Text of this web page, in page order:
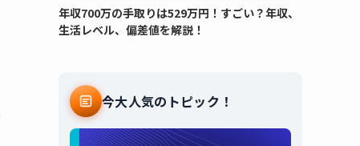
年収700万の手取りは529万円！すごい？年収、
生活レベル、偏差値を解説！
今大人気のトピック！